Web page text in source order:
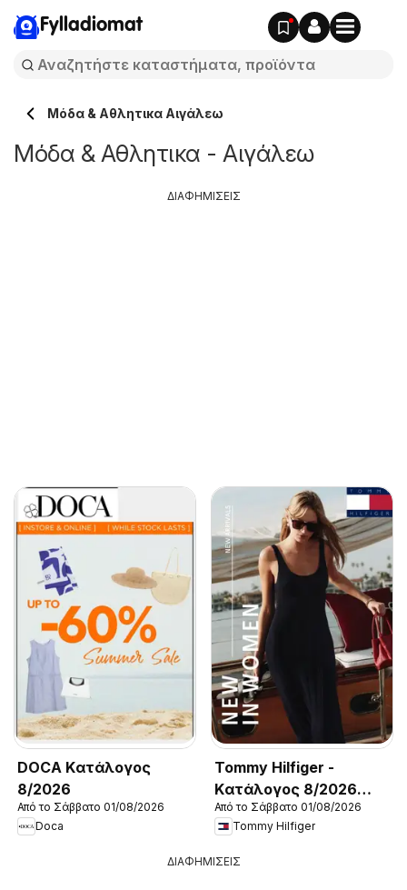
Fylladiomat
Μόδα & Aθλητικα Αιγάλεω
Μόδα & Aθλητικα - Αιγάλεω
DOCA Kατάλογος
8/2026
Από το Σάββατο 01/08/2026
Doca
Tommy Hilfiger -
Kατάλογος 8/2026
New in Women
Από το Σάββατο 01/08/2026
Tommy Hilfiger
ΔΙΑΦΗΜΙΣΕΙΣ
ΔΙΑΦΗΜΙΣΕΙΣ